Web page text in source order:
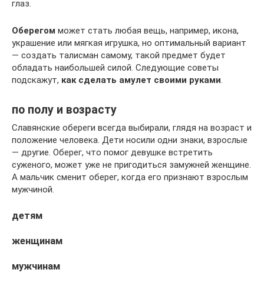
глаз.
Оберегом может стать любая вещь, например, икона,
украшение или мягкая игрушка, но оптимальный вариант
— создать талисман самому, такой предмет будет
обладать наибольшей силой. Следующие советы
подскажут, как сделать амулет своими руками.
по полу и возрасту
Славянские обереги всегда выбирали, глядя на возраст и
положение человека. Дети носили одни знаки, взрослые
— другие. Оберег, что помог девушке встретить
суженого, может уже не пригодиться замужней женщине.
А мальчик сменит оберег, когда его признают взрослым
мужчиной.
детям
женщинам
мужчинам